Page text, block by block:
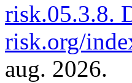
risk.05.3.8.
risk.org/
aug. 2026.